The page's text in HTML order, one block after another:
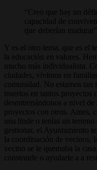
Creo que hay un
capacidad de
que deberían madurar
Y es el otro tema, que es el
la educación en valores.
mucho más individualista.
ciudades, vivimos en
comunidad. No estamos tan
insertos en tantos
desentrenándonos a nivel
proyectos con otros. Antes,
una linde o tenías un
gestionar, el Ayuntamiento
la coordinación de vecinos,
vecino se le quemaba la
construirle o ayudarle a a